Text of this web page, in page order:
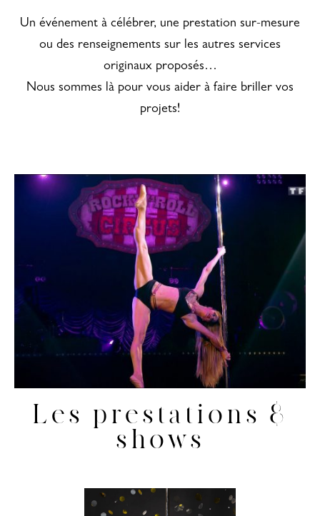
Un événement à célébrer, une prestation sur-mesure
ou des renseignements sur les autres services
originaux proposés…
Nous sommes là pour vous aider à faire briller vos
projets!
Les prestations &
shows